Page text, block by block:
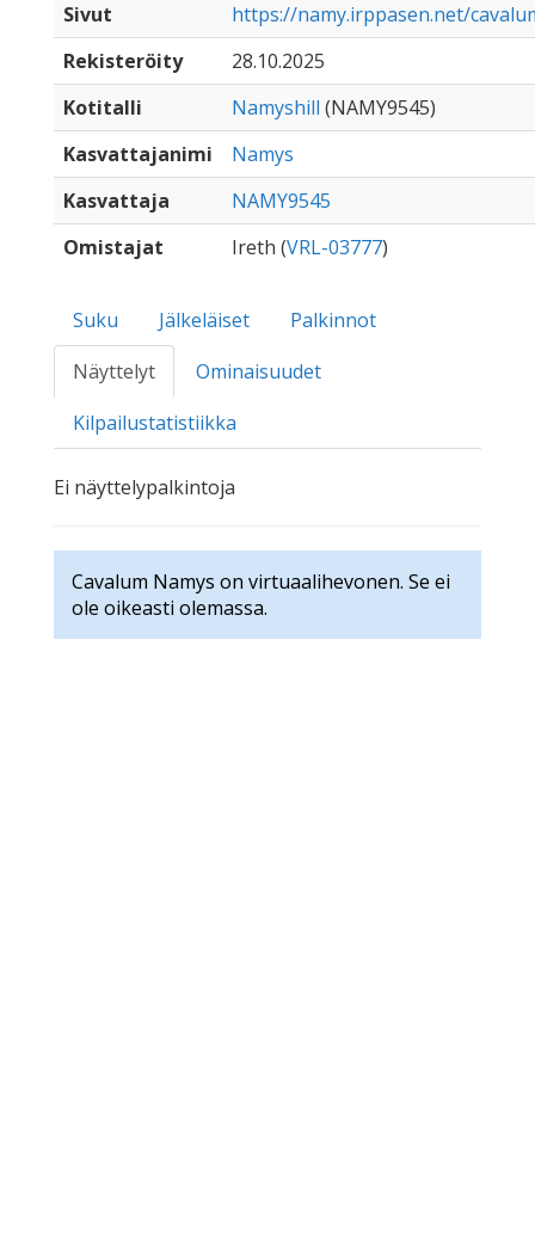
Sivut
https://namy.irppasen.net/
Rekisteröity
28.10.2025
Kotitalli
Namyshill (NAMY9545)
Kasvattajanimi
Namys
Kasvattaja
NAMY9545
Omistajat
Ireth (VRL-03777)
Suku Jälkeläiset
Palkinnot
Näyttelyt
Ominaisuudet
Kilpailustatistiikka
Ei näyttelypalkintoja
Cavalum Namys on virtuaalihevonen. Se ei
ole oikeasti olemassa.